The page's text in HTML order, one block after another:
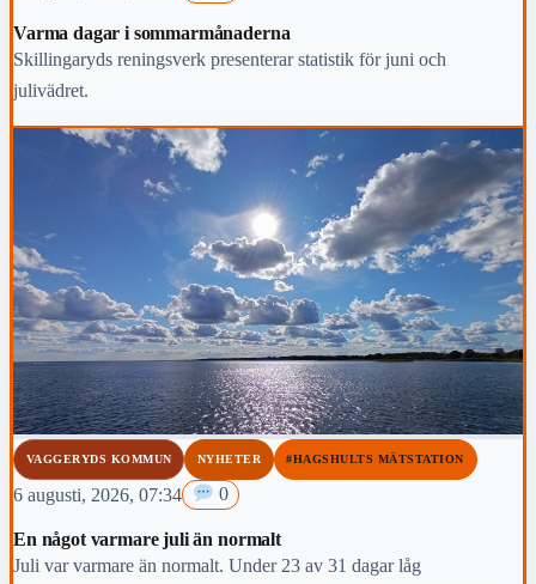
Varma dagar i sommarmånaderna
Skillingaryds reningsverk presenterar statistik för juni och
julivädret.
VAGGERYDS KOMMUN NYHETER #HAGSHULTS MÄTSTATION
6 augusti, 2026, 07:34 0
En något varmare juli än normalt
Juli var varmare än normalt. Under 23 av 31 dagar låg